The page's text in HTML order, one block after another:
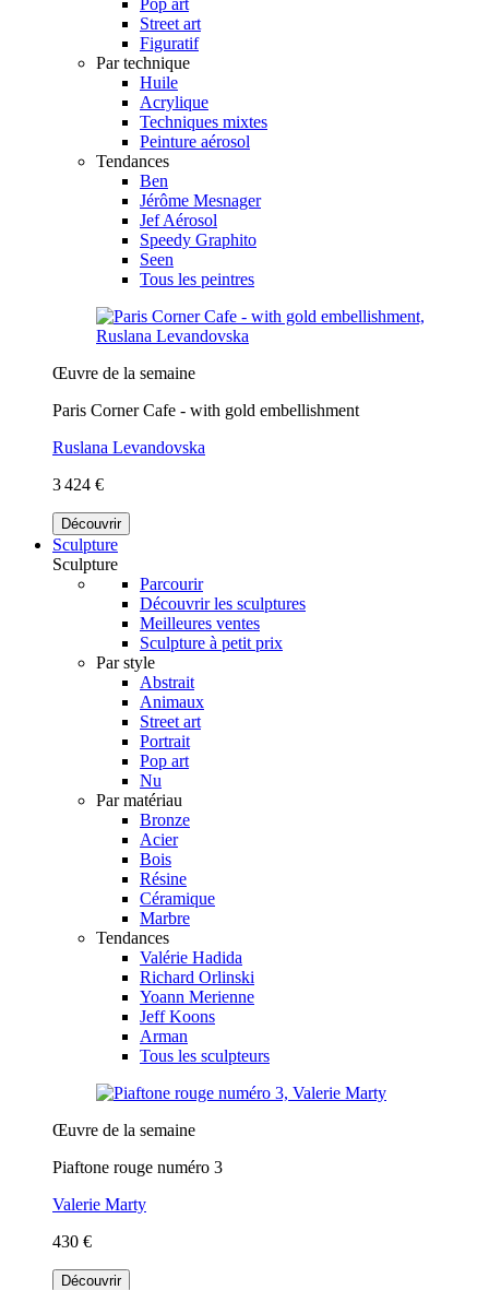
Street art
Figuratif
Par technique
Huile
Acrylique
Techniques mixtes
Peinture aérosol
Tendances
Ben
Jérôme Mesnager
Jef Aérosol
Speedy Graphito
Seen
Tous les peintres
Œuvre de la semaine
Paris Corner Cafe - with gold embellishment
Ruslana Levandovska
3 424 €
Découvrir
Sculpture
Sculpture
Parcourir
Découvrir les sculptures
Meilleures ventes
Sculpture à petit prix
Par style
Abstrait
Animaux
Street art
Portrait
Pop art
Nu
Par matériau
Bronze
Acier
Bois
Résine
Céramique
Marbre
Tendances
Valérie Hadida
Richard Orlinski
Yoann Merienne
Jeff Koons
Arman
Tous les sculpteurs
Œuvre de la semaine
Piaftone rouge numéro 3
Valerie Marty
430 €
Découvrir